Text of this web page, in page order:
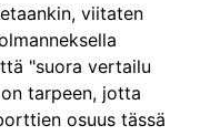
viitaten
"suora vertailu
tarpeen, jotta
osuus tässä